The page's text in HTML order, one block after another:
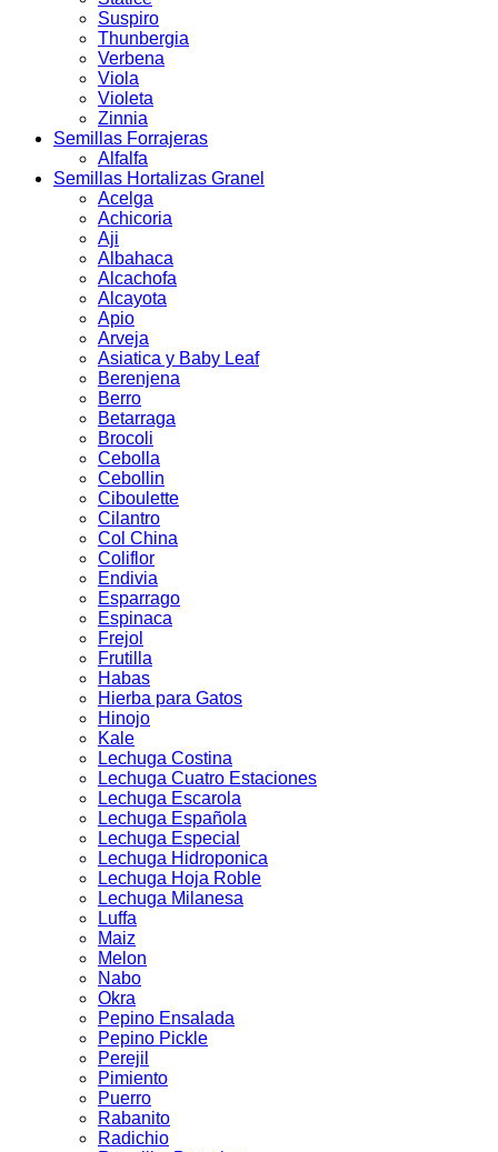
Suspiro
Thunbergia
Verbena
Viola
Violeta
Zinnia
Semillas Forrajeras
Alfalfa
Semillas Hortalizas Granel
Acelga
Achicoria
Aji
Albahaca
Alcachofa
Alcayota
Apio
Arveja
Asiatica y Baby Leaf
Berenjena
Berro
Betarraga
Brocoli
Cebolla
Cebollin
Ciboulette
Cilantro
Col China
Coliflor
Endivia
Esparrago
Espinaca
Frejol
Frutilla
Habas
Hierba para Gatos
Hinojo
Kale
Lechuga Costina
Lechuga Cuatro Estaciones
Lechuga Escarola
Lechuga Española
Lechuga Especial
Lechuga Hidroponica
Lechuga Hoja Roble
Lechuga Milanesa
Luffa
Maiz
Melon
Nabo
Okra
Pepino Ensalada
Pepino Pickle
Perejil
Pimiento
Puerro
Rabanito
Radichio